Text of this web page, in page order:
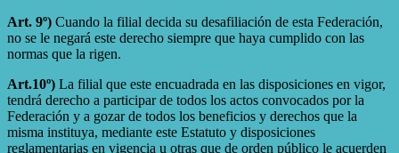
Art. 9º) Cuando la filial decida su desafiliación de esta Federación,
no se le negará este derecho siempre que haya cumplido con las
normas que la rigen.
Art.10º) La filial que este encuadrada en las disposiciones en vigor,
tendrá derecho a participar de todos los actos convocados por la
Federación y a gozar de todos los beneficios y derechos que la
misma instituya, mediante este Estatuto y disposiciones
reglamentarias en vigencia u otras que de orden público le acuerden